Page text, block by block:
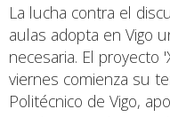
La lucha contra el
aulas adopta en Vigo
necesaria. El proyecto
viernes comienza su
Politécnico de Vigo,